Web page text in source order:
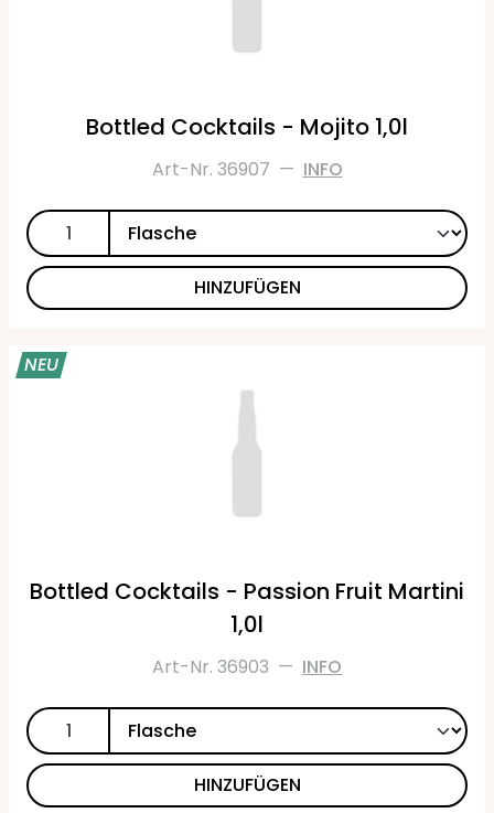
Bottled Cocktails - Mojito 1,0l
Art-Nr. 36907 — INFO
HINZUFÜGEN
NEU
Bottled Cocktails - Passion Fruit Martini
1,0l
Art-Nr. 36903 — INFO
HINZUFÜGEN